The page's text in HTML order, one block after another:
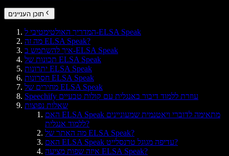
תוכן העניינים
המדריך האולטימטיבי ל-ELSA Speak
מה זה ELSA Speak?
איך להשתמש ב-ELSA Speak
תכונות של ELSA Speak
יתרונות ELSA Speak
חסרונות ELSA Speak
מחירים של ELSA Speak
Speechify עוזרת ללמוד דיבור באנגלית עם קולות טבעיים
שאלות נפוצות
האם ELSA Speak מתאימה לדוברי ויאטנמית שמעוניינים
ללמוד אנגלית?
מה האתר של ELSA Speak?
האם ELSA Speak עדיפה מגוגל טרנסלייט?
איזה שפות מציעה ELSA Speak?